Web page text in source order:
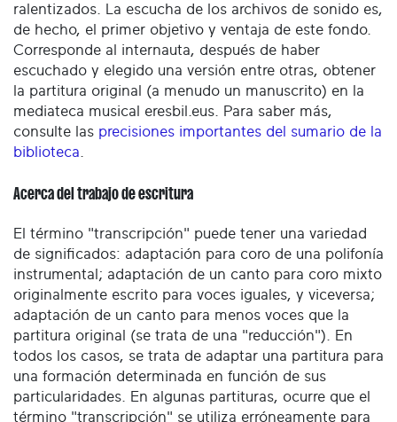
ralentizados. La escucha de los archivos de sonido es,
de hecho, el primer objetivo y ventaja de este fondo.
Corresponde al internauta, después de haber
escuchado y elegido una versión entre otras, obtener
la partitura original (a menudo un manuscrito) en la
mediateca musical eresbil.eus. Para saber más,
consulte las precisiones importantes del sumario de la
biblioteca
Acerca del trabajo de escritura
El término "transcripción" puede tener una variedad
de significados: adaptación para coro de una polifonía
instrumental; adaptación de un canto para coro mixto
originalmente escrito para voces iguales, y viceversa;
adaptación de un canto para menos voces que la
partitura original (se trata de una "reducción"). En
todos los casos, se trata de adaptar una partitura para
una formación determinada en función de sus
particularidades. En algunas partituras, ocurre que el
término "transcripción" se utiliza erróneamente para